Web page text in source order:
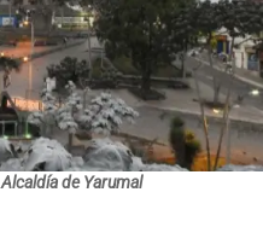
Alcaldía de Yarumal